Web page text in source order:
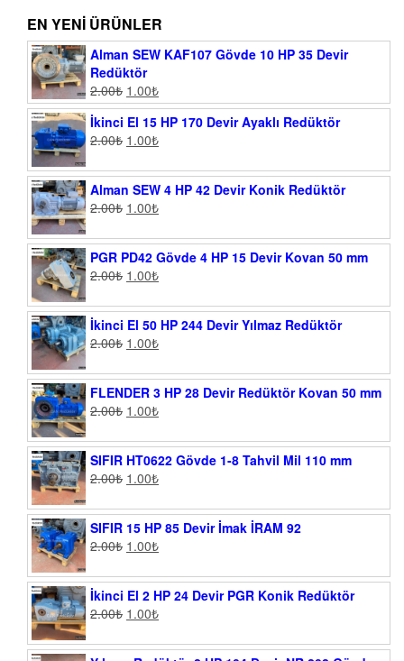
EN YENI ÜRÜNLER
Alman SEW KAF107 Gövde 10 HP 35 Devir
Redüktör
2.00₺ 1.00₺
İkinci El 15 HP 170 Devir Ayaklı Redüktör
2.00₺ 1.00₺
Alman SEW 4 HP 42 Devir Konik Redüktör
2.00₺ 1.00₺
PGR PD42 Gövde 4 HP 15 Devir Kovan 50 mm
2.00₺ 1.00₺
İkinci El 50 HP 244 Devir Yılmaz Redüktör
2.00₺ 1.00₺
FLENDER 3 HP 28 Devir Redüktör Kovan 50 mm
2.00₺ 1.00₺
SIFIR HT0622 Gövde 1-8 Tahvil Mil 110 mm
2.00₺ 1.00₺
SIFIR 15 HP 85 Devir İmak İRAM 92
2.00₺ 1.00₺
İkinci El 2 HP 24 Devir PGR Konik Redüktör
2.00₺ 1.00₺